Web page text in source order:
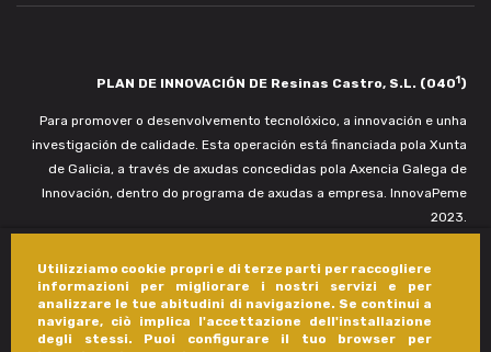
Utilizziamo cookie propri e di terze parti per raccogliere
informazioni per migliorare i nostri servizi e per
analizzare le tue abitudini di navigazione. Se continui a
navigare, ciò implica l'accettazione dell'installazione
degli stessi. Puoi configurare il tuo browser per
PLAN DE INNOVACIÓN DE Resinas Castro, S.L. (0401)
Para promover o desenvolvemento tecnolóxico, a innovación e unha
investigación de calidade. Esta operación está financiada pola Xunta
de Galicia, a través de axudas concedidas pola Axencia Galega de
Innovación, dentro do programa de axudas a empresa. InnovaPeme
2023.